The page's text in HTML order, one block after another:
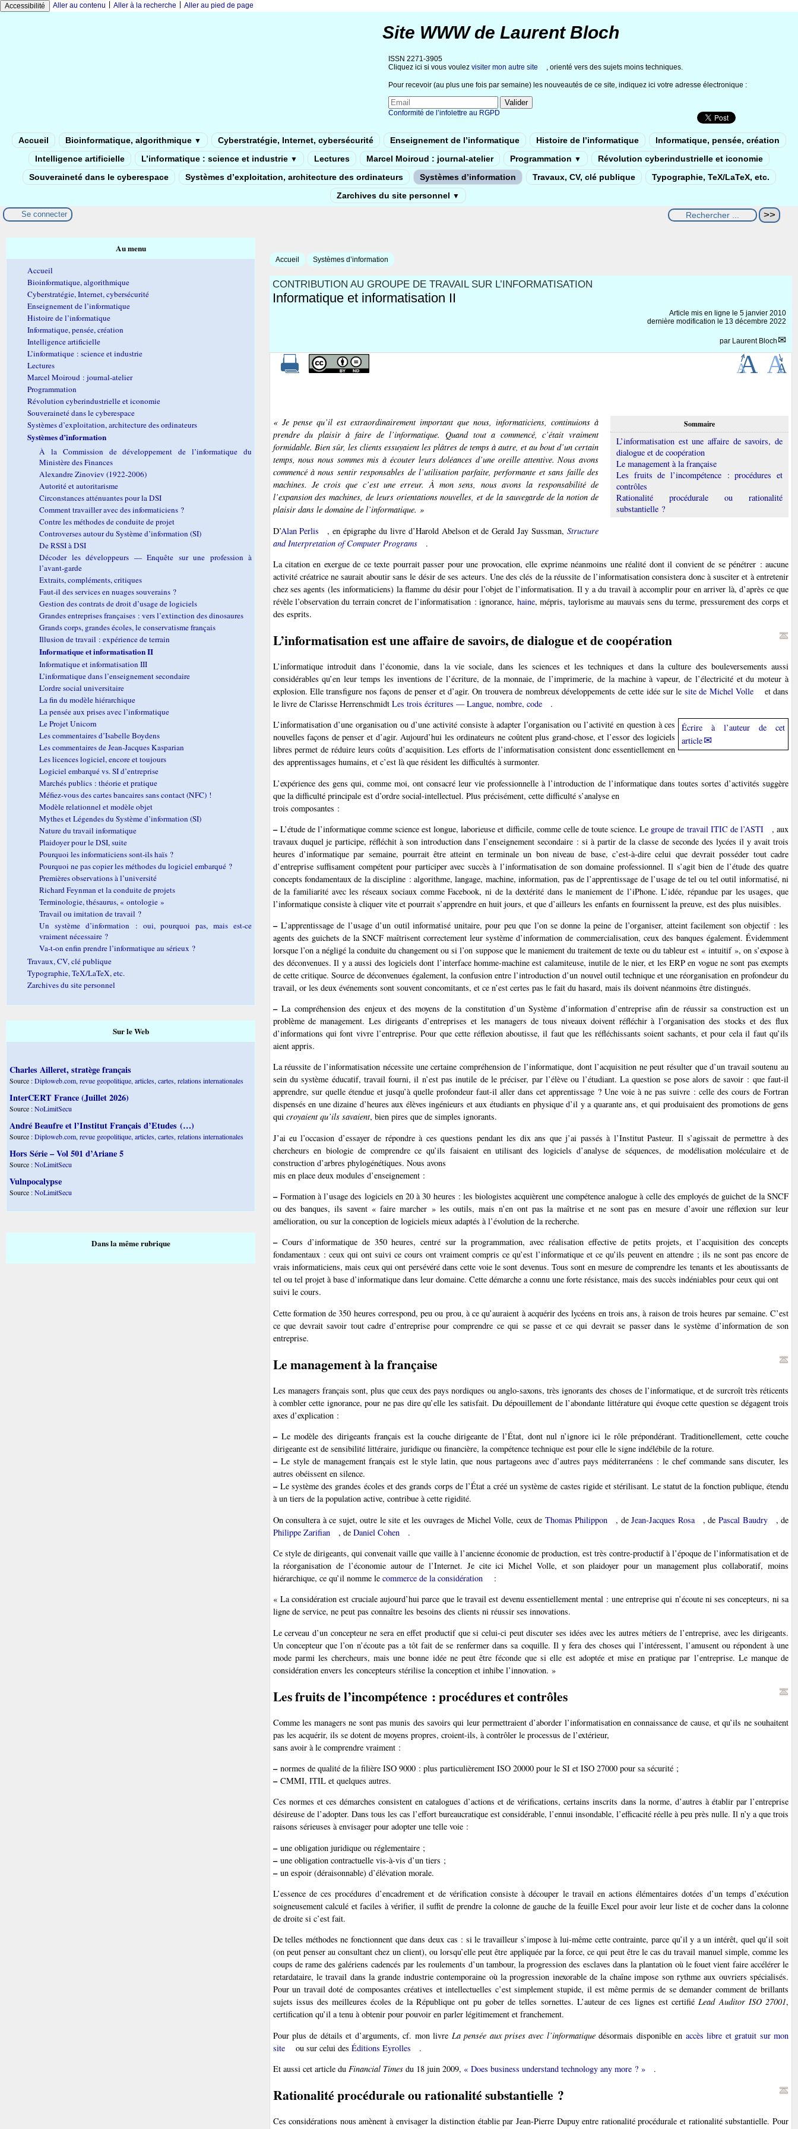
Accessibilité Aller au contenu Aller à la recherche Aller au pied de page
Site WWW de Laurent Bloch
ISSN 2271-3905
Cliquez ici si vous voulez visiter mon autre site , orienté vers des sujets moins techniques.
Pour recevoir (au plus une fois par semaine) les nouveautés de ce site, indiquez ici votre adresse électronique :
Conformité de l’infolettre au RGPD
Accueil Bioinformatique, algorithmique ▼ Cyberstratégie, Internet, cybersécurité Enseignement de l’informatique Histoire de l’informatique
Informatique, pensée, création
Intelligence artificielle
L’informatique : science et industrie ▼ Lectures Marcel Moiroud : journal-atelier Programmation ▼
Révolution cyberindustrielle et iconomie
Souveraineté dans le cyberespace
Systèmes d’exploitation, architecture des ordinateurs Systèmes d’information Travaux, CV, clé publique
Typographie, TeX/LaTeX, etc.
Zarchives du site personnel ▼
Se connecter
Accueil Systèmes d’information
CONTRIBUTION AU GROUPE DE TRAVAIL SUR L’INFORMATISATION
Informatique et informatisation II
Article mis en ligne le 5 janvier 2010
dernière modification le 13 décembre 2022
par Laurent Bloch
Sommaire
L’informatisation est une affaire de savoirs, de
dialogue et de coopération
Le management à la française
Les fruits de l’incompétence : procédures et
contrôles
Rationalité procédurale ou rationalité
substantielle ?
« Je pense qu’il est extraordinairement important que nous, informaticiens, continuions à
prendre du plaisir à faire de l’informatique. Quand tout a commencé, c’était vraiment
formidable. Bien sûr, les clients essuyaient les plâtres de temps à autre, et au bout d’un certain
temps, nous nous sommes mis à écouter leurs doléances d’une oreille attentive. Nous avons
commencé à nous sentir responsables de l’utilisation parfaite, performante et sans faille des
machines. Je crois que c’est une erreur. À mon sens, nous avons la responsabilité de
l’expansion des machines, de leurs orientations nouvelles, et de la sauvegarde de la notion de
plaisir dans le domaine de l’informatique. »
D’Alan Perlis , en épigraphe du livre d’Harold Abelson et de Gerald Jay Sussman,Structure
and Interpretation of Computer Programs
.
La citation en exergue de ce texte pourrait passer pour une provocation, elle exprime néanmoins une réalité dont il convient de se pénétrer : aucune
activité créatrice ne saurait aboutir sans le désir de ses acteurs. Une des clés de la réussite de l’informatisation consistera donc à susciter et à entretenir
chez ses agents (les informaticiens) la flamme du désir pour l’objet de l’informatisation. Il y a du travail à accomplir pour en arriver là, d’après ce que
révèle l’observation du terrain concret de l’informatisation : ignorance, haine, mépris, taylorisme au mauvais sens du terme, pressurement des corps et
des esprits.
L’informatisation est une affaire de savoirs, de dialogue et de coopération
L’informatique introduit dans l’économie, dans la vie sociale, dans les sciences et les techniques et dans la culture des bouleversements aussi
considérables qu’en leur temps les inventions de l’écriture, de la monnaie, de l’imprimerie, de la machine à vapeur, de l’électricité et du moteur à
explosion. Elle transfigure nos façons de penser et d’agir. On trouvera de nombreux développements de cette idée sur le site de Michel Volle
et dans
le livre de Clarisse Herrenschmidt Les trois écritures — Langue, nombre, code .
Écrire à l’auteur de cet
article
L’informatisation d’une organisation ou d’une activité consiste à adapter l’organisation ou l’activité en question à ces
nouvelles façons de penser et d’agir. Aujourd’hui les ordinateurs ne coûtent plus grand-chose, et l’essor des logiciels
libres permet de réduire leurs coûts d’acquisition. Les efforts de l’informatisation consistent donc essentiellement en
des apprentissages humains, et c’est là que résident les difficultés à surmonter.
L’expérience des gens qui, comme moi, ont consacré leur vie professionnelle à l’introduction de l’informatique dans toutes sortes d’activités suggère
que la difficulté principale est d’ordre social-intellectuel. Plus précisément, cette difficulté s’analyse en
trois composantes :
–L’étude de l’informatique comme science est longue, laborieuse et difficile, comme celle de toute science. Le groupe de travail ITIC de l’ASTI
, aux
travaux duquel je participe, réfléchit à son introduction dans l’enseignement secondaire : si à partir de la classe de seconde des lycées il y avait trois
heures d’informatique par semaine, pourrait être atteint en terminale un bon niveau de base, c’est-à-dire celui que devrait posséder tout cadre
d’entreprise suffisament compétent pour participer avec succès à l’informatisation de son domaine professionnel. Il s’agit bien de l’étude des quatre
concepts fondamentaux de la discipline : algorithme, langage, machine, information, pas de l’apprentissage de l’usage de tel ou tel outil informatisé, ni
de la familiarité avec les réseaux sociaux comme Facebook, ni de la dextérité dans le maniement de l’iPhone. L’idée, répandue par les usages, que
l’informatique consiste à cliquer vite et pourrait s’apprendre en huit jours, et que d’ailleurs les enfants en fournissent la preuve, est des plus nuisibles.
–L’apprentissage de l’usage d’un outil informatisé unitaire, pour peu que l’on se donne la peine de l’organiser, atteint facilement son objectif : les
agents des guichets de la SNCF maîtrisent correctement leur système d’information de commercialisation, ceux des banques également. Évidemment
lorsque l’on a négligé la conduite du changement ou si l’on suppose que le maniement du traitement de texte ou du tableur est « intuitif », on s’expose à
des déconvenues. Il y a aussi des logiciels dont l’interface homme-machine est calamiteuse, inutile de le nier, et les ERP en vogue ne sont pas exempts
de cette critique. Source de déconvenues également, la confusion entre l’introduction d’un nouvel outil technique et une réorganisation en profondeur du
travail, or les deux événements sont souvent concomitants, et ce n’est certes pas le fait du hasard, mais ils doivent néanmoins être distingués.
–La compréhension des enjeux et des moyens de la constitution d’un Système d’information d’entreprise afin de réussir sa construction est un
problème de management. Les dirigeants d’entreprises et les managers de tous niveaux doivent réfléchir à l’organisation des stocks et des flux
d’informations qui font vivre l’entreprise. Pour que cette réflexion aboutisse, il faut que les réfléchissants soient sachants, et pour cela il faut qu’ils
aient appris.
La réussite de l’informatisation nécessite une certaine compréhension de l’informatique, dont l’acquisition ne peut résulter que d’un travail soutenu au
sein du système éducatif, travail fourni, il n’est pas inutile de le préciser, par l’élève ou l’étudiant. La question se pose alors de savoir : que faut-il
apprendre, sur quelle étendue et jusqu’à quelle profondeur faut-il aller dans cet apprentissage ? Une voie à ne pas suivre : celle des cours de Fortran
dispensés en une dizaine d’heures aux élèves ingénieurs et aux étudiants en physique d’il y a quarante ans, et qui produisaient des promotions de gens
qui croyaient qu’ils savaient, bien pires que de simples ignorants.
J’ai eu l’occasion d’essayer de répondre à ces questions pendant les dix ans que j’ai passés à l’Institut Pasteur. Il s’agissait de permettre à des
chercheurs en biologie de comprendre ce qu’ils faisaient en utilisant des logiciels d’analyse de séquences, de modélisation moléculaire et de
construction d’arbres phylogénétiques. Nous avons
mis en place deux modules d’enseignement :
–Formation à l’usage des logiciels en 20 à 30 heures : les biologistes acquièrent une compétence analogue à celle des employés de guichet de la SNCF
ou des banques, ils savent « faire marcher » les outils, mais n’en ont pas la maîtrise et ne sont pas en mesure d’avoir une réflexion sur leur
amélioration, ou sur la conception de logiciels mieux adaptés à l’évolution de la recherche.
–Cours d’informatique de 350 heures, centré sur la programmation, avec réalisation effective de petits projets, et l’acquisition des concepts
fondamentaux : ceux qui ont suivi ce cours ont vraiment compris ce qu’est l’informatique et ce qu’ils peuvent en attendre ; ils ne sont pas encore de
vrais informaticiens, mais ceux qui ont persévéré dans cette voie le sont devenus. Tous sont en mesure de comprendre les tenants et les aboutissants de
tel ou tel projet à base d’informatique dans leur domaine. Cette démarche a connu une forte résistance, mais des succès indéniables pour ceux qui ont
suivi le cours.
Cette formation de 350 heures correspond, peu ou prou, à ce qu’auraient à acquérir des lycéens en trois ans, à raison de trois heures par semaine. C’est
ce que devrait savoir tout cadre d’entreprise pour comprendre ce qui se passe et ce qui devrait se passer dans le système d’information de son
entreprise.
Le management à la française
Les managers français sont, plus que ceux des pays nordiques ou anglo-saxons, très ignorants des choses de l’informatique, et de surcroît très réticents
à combler cette ignorance, pour ne pas dire qu’elle les satisfait. Du dépouillement de l’abondante littérature qui évoque cette question se dégagent trois
axes d’explication :
–Le modèle des dirigeants français est la couche dirigeante de l’État, dont nul n’ignore ici le rôle prépondérant. Traditionellement, cette couche
dirigeante est de sensibilité littéraire, juridique ou financière, la compétence technique est pour elle le signe indélébile de la roture.
–Le style de management français est le style latin, que nous partageons avec d’autres pays méditerranéens : le chef commande sans discuter, les
autres obéissent en silence.
–Le système des grandes écoles et des grands corps de l’État a créé un système de castes rigide et stérilisant. Le statut de la fonction publique, étendu
à un tiers de la population active, contribue à cette rigidité.
On consultera à ce sujet, outre le site et les ouvrages de Michel Volle, ceux de Thomas Philippon , deJean-Jacques Rosa , de Pascal Baudry
, de
Philippe Zarifian
, de Daniel Cohen
.
Ce style de dirigeants, qui convenait vaille que vaille à l’ancienne économie de production, est très contre-productif à l’époque de l’informatisation et de
la réorganisation de l’économie autour de l’Internet. Je cite ici Michel Volle, et son plaidoyer pour un management plus collaboratif, moins
hiérarchique, ce qu’il nomme le commerce de la considération
:
« La considération est cruciale aujourd’hui parce que le travail est devenu essentiellement mental : une entreprise qui n’écoute ni ses concepteurs, ni sa
ligne de service, ne peut pas connaître les besoins des clients ni réussir ses innovations.
Le cerveau d’un concepteur ne sera en effet productif que si celui-ci peut discuter ses idées avec les autres métiers de l’entreprise, avec les dirigeants.
Un concepteur que l’on n’écoute pas a tôt fait de se renfermer dans sa coquille. Il y fera des choses qui l’intéressent, l’amusent ou répondent à une
mode parmi les chercheurs, mais une bonne idée ne peut être féconde que si elle est adoptée et mise en pratique par l’entreprise. Le manque de
considération envers les concepteurs stérilise la conception et inhibe l’innovation. »
Les fruits de l’incompétence : procédures et contrôles
Comme les managers ne sont pas munis des savoirs qui leur permettraient d’aborder l’informatisation en connaissance de cause, et qu’ils ne souhaitent
pas les acquérir, ils se dotent de moyens propres, croient-ils, à contrôler le processus de l’extérieur,
sans avoir à le comprendre vraiment :
–normes de qualité de la filière ISO 9000 : plus particulièrement ISO 20000 pour le SI et ISO 27000 pour sa sécurité ;
–CMMI, ITIL et quelques autres.
Ces normes et ces démarches consistent en catalogues d’actions et de vérifications, certains inscrits dans la norme, d’autres à établir par l’entreprise
désireuse de l’adopter. Dans tous les cas l’effort bureaucratique est considérable, l’ennui insondable, l’efficacité réelle à peu près nulle. Il n’y a que trois
raisons sérieuses à envisager pour adopter une telle voie :
–une obligation juridique ou réglementaire ;
–une obligation contractuelle vis-à-vis d’un tiers ;
–un espoir (déraisonnable) d’élévation morale.
L’essence de ces procédures d’encadrement et de vérification consiste à découper le travail en actions élémentaires dotées d’un temps d’exécution
soigneusement calculé et faciles à vérifier, il suffit de prendre la colonne de gauche de la feuille Excel pour avoir leur liste et de cocher dans la colonne
de droite si c’est fait.
De telles méthodes ne fonctionnent que dans deux cas : si le travailleur s’impose à lui-même cette contrainte, parce qu’il y a un intérêt, quel qu’il soit
(on peut penser au consultant chez un client), ou lorsqu’elle peut être appliquée par la force, ce qui peut être le cas du travail manuel simple, comme les
coups de rame des galériens cadencés par les roulements d’un tambour, la progression des esclaves dans la plantation où le fouet vient faire accélérer le
retardataire, le travail dans la grande industrie contemporaine où la progression inexorable de la chaîne impose son rythme aux ouvriers spécialisés.
Pour un travail doté de composantes créatives et intellectuelles c’est simplement stupide, il est même permis de se demander comment de brillants
sujets issus des meilleures écoles de la République ont pu gober de telles sornettes. L’auteur de ces lignes est certifiéLead Auditor ISO 27001,
certification qu’il a tenu à obtenir pour pouvoir en parler légitimement et franchement.
Pour plus de détails et d’arguments, cf. mon livre La pensée aux prises avec l’informatiquedésormais disponible en accès libre et gratuit sur mon
site
ou sur celui des Éditions Eyrolles
.
Et aussi cet article du Financial Timesdu 18 juin 2009, « Does business understand technology any more ? » .
Rationalité procédurale ou rationalité substantielle ?
Ces considérations nous amènent à envisager la distinction établie par Jean-Pierre Dupuy entre rationalité procédurale et rationalité substantielle. Pour
Au menu
Accueil
Bioinformatique, algorithmique
Cyberstratégie, Internet, cybersécurité
Enseignement de l’informatique
Histoire de l’informatique
Informatique, pensée, création
Intelligence artificielle
L’informatique : science et industrie
Lectures
Marcel Moiroud : journal-atelier
Programmation
Révolution cyberindustrielle et iconomie
Souveraineté dans le cyberespace
Systèmes d’exploitation, architecture des ordinateurs
Systèmes d’information
À la Commission de développement de l’informatique du
Ministère des Finances
Alexandre Zinoviev (1922-2006)
Autorité et autoritarisme
Circonstances atténuantes pour la DSI
Comment travailler avec des informaticiens ?
Contre les méthodes de conduite de projet
Controverses autour du Système d’information (SI)
De RSSI à DSI
Décoder les développeurs — Enquête sur une profession à
l’avant-garde
Extraits, compléments, critiques
Faut-il des services en nuages souverains ?
Gestion des contrats de droit d’usage de logiciels
Grandes entreprises françaises : vers l’extinction des dinosaures
Grands corps, grandes écoles, le conservatisme français
Illusion de travail : expérience de terrain
Informatique et informatisation II
Informatique et informatisation III
L’informatique dans l’enseignement secondaire
L’ordre social universitaire
La fin du modèle hiérarchique
La pensée aux prises avec l’informatique
Le Projet Unicorn
Les commentaires d’Isabelle Boydens
Les commentaires de Jean-Jacques Kasparian
Les licences logiciel, encore et toujours
Logiciel embarqué vs. SI d’entreprise
Marchés publics : théorie et pratique
Méfiez-vous des cartes bancaires sans contact (NFC) !
Modèle relationnel et modèle objet
Mythes et Légendes du Système d’information (SI)
Nature du travail informatique
Plaidoyer pour le DSI, suite
Pourquoi les informaticiens sont-ils haïs ?
Pourquoi ne pas copier les méthodes du logiciel embarqué ?
Premières observations à l’université
Richard Feynman et la conduite de projets
Terminologie, thésaurus, « ontologie »
Travail ou imitation de travail ?
Un système d’information : oui, pourquoi pas, mais est-ce
vraiment nécessaire ?
Va-t-on enfin prendre l’informatique au sérieux ?
Travaux, CV, clé publique
Typographie, TeX/LaTeX, etc.
Zarchives du site personnel
Sur le Web
Charles Ailleret, stratège français
Source :Diploweb.com, revue geopolitique, articles, cartes, relations internationales
InterCERT France (Juillet 2026)
Source :NoLimitSecu
André Beaufre et l’Institut Français d’Etudes (…)
Source :Diploweb.com, revue geopolitique, articles, cartes, relations internationales
Hors Série – Vol 501 d’Ariane 5
Source :NoLimitSecu
Vulnpocalypse
Source :NoLimitSecu
Dans la même rubrique